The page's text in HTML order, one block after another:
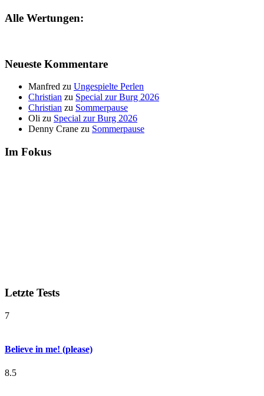
Alle Wertungen:
Neueste Kommentare
Manfred zu Ungespielte Perlen
Christian zu Special zur Burg 2026
Christian zu Sommerpause
Oli zu Special zur Burg 2026
Denny Crane zu Sommerpause
Im Fokus
Letzte Tests
7
Believe in me! (please)
8.5